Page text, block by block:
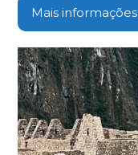
Mais informações